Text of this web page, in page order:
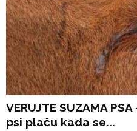
VERUJTE SUZAMA
psi plaču kada se...